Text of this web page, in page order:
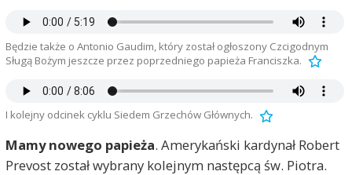
Będzie także o Antonio Gaudim, który został ogłoszony Czcigodnym
Sługą Bożym jeszcze przez poprzedniego papieża Franciszka.
I kolejny odcinek cyklu Siedem Grzechów Głównych.
Mamy nowego papieża. Amerykański kardynał Robert
Prevost został wybrany kolejnym następcą św. Piotra.